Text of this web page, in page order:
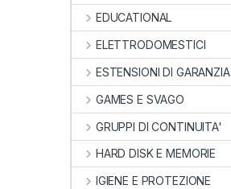
EDUCATIONAL
ELETTRODOMESTICI
ESTENSIONI DI GARANZIA
GAMES E SVAGO
GRUPPI DI CONTINUITA'
HARD DISK E MEMORIE
IGIENE E PROTEZIONE